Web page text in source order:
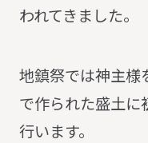
われてきました。
地鎮祭では神主様
で作られた盛土に
行います。